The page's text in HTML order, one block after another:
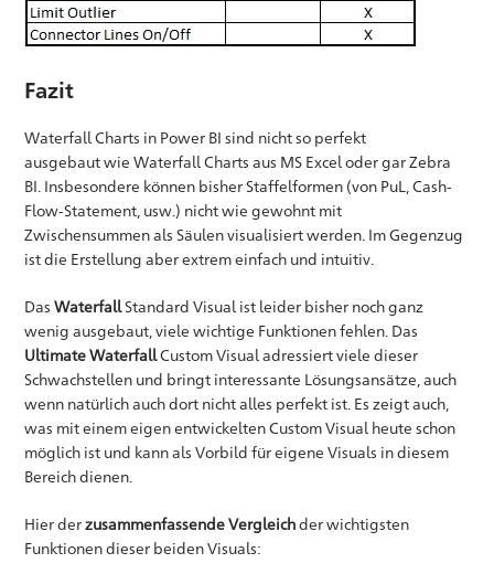
Fazit
Waterfall Charts in Power BI sind nicht so perfekt
ausgebaut wie Waterfall Charts aus MS Excel oder gar Zebra
BI. Insbesondere können bisher Staffelformen (von PuL, Cash-
Flow-Statement, usw.) nicht wie gewohnt mit
Zwischensummen als Säulen visualisiert werden. Im Gegenzug
ist die Erstellung aber extrem einfach und intuitiv.
DasWaterfallStandard Visual ist leider bisher noch ganz
wenig ausgebaut, viele wichtige Funktionen fehlen. Das
Ultimate WaterfallCustom Visual adressiert viele dieser
Schwachstellen und bringt interessante Lösungsansätze, auch
wenn natürlich auch dort nicht alles perfekt ist. Es zeigt auch,
was mit einem eigen entwickelten Custom Visual heute schon
möglich ist und kann als Vorbild für eigene Visuals in diesem
Bereich dienen.
Hier derzusammenfassende Vergleichder wichtigsten
Funktionen dieser beiden Visuals: